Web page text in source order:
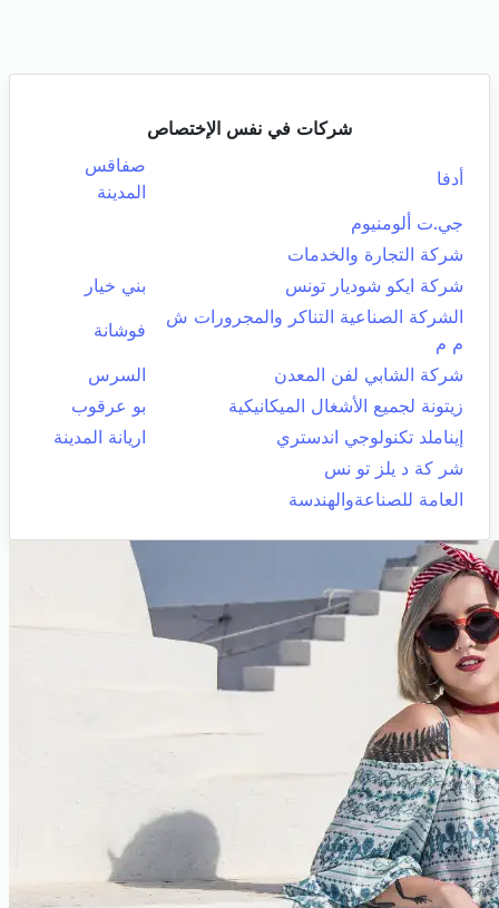
شركات في نفس الإختصاص
أدفا
صفاقس
المدينة
جي.ت ألومنيوم
شركة التجارة والخدمات
شركة ايكو شوديار تونس
بني خيار
الشركة الصناعية التناكر والمجرورات ش
م م
فوشانة
شركة الشابي لفن المعدن
السرس
زيتونة لجميع الأشغال الميكانيكية
بو عرقوب
إيناملد تكنولوجي اندستري
اريانة المدينة
شر كة د يلز تو نس
العامة للصناعةوالهندسة